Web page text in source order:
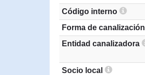
Código interno
Forma de canalización
Entidad canalizadora
Socio local